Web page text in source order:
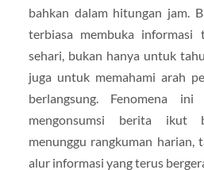
bahkan dalam hitungan jam.
terbiasa membuka informasi
sehari, bukan hanya untuk
juga untuk memahami arah
berlangsung. Fenomena
mengonsumsi berita ikut
menunggu rangkuman harian,
alur informasi yang terus